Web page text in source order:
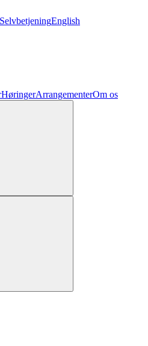
SelvbetjeningEnglish
HøringerArrangementerOm os